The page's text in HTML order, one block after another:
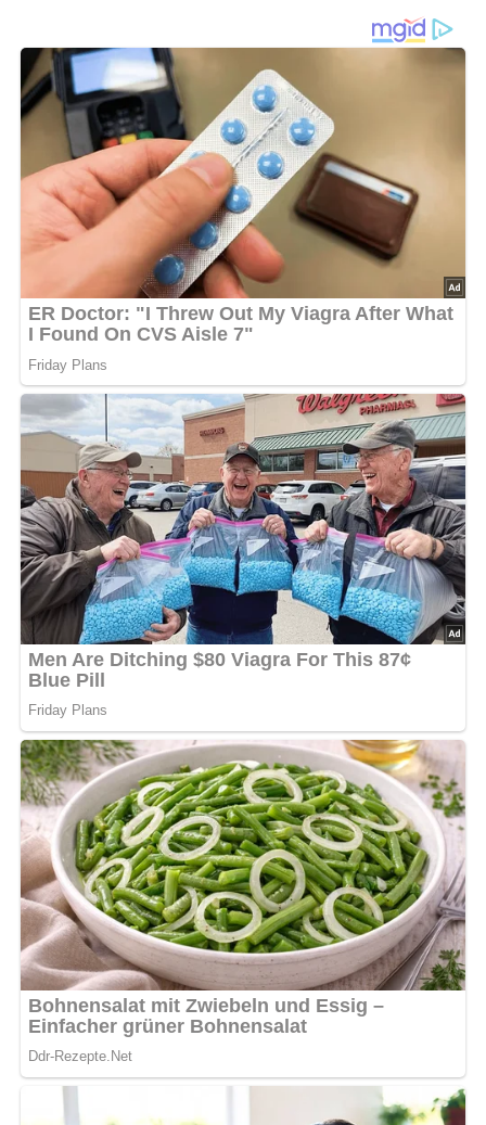
Zutaten
3 Gänse- oder 6 Entenkeulen, 1 1/2 Liter Wasser, 50 g
Salz, 10 g Zucker, 10 g Pökelsalz (eine Mischung von
Salpeter, Kochsalz und Zucker, beim Fleischer in der
benötigten kleinen Menge erhältlich), 4 Zwiebeln,
Gewürzkörner (Piment), Lorbeerblätter
Lob, Kritik, Fragen oder Anregungen zum Rezept?
Dann hinterlasse doch bitte einen Kommentar am
Ende dieser Seite & auch eine Bewertung!
Zubereitung
Von 1 1/2 Liter Wasser mit Salz, Pökelsalz und Zucker,
zwei Zwiebeln, zwei Lorbeerblättern und 5 Gewürzkörner
(Piment)n einen Pökelsud kochen, völlig erkalten lassen,
die gut gesäuberten Gänse- oder Entenkeulen einlegen
und, zugedeckt und kühlgestellt, drei Tage pökeln lassen.
Die gepökelten Keulen dann in kochendes Wasser mit
zwei Zwiebeln, zwei Lorbeerblättern und 5 Gewürzkörner
(Piment)n einlegen und zugedeckt darin langsam 1 1/2
bis 2 Stunden kochen.
Wenn sie gar sind, die Gänsekeulen teilen, die Entenkeulen
im ganzen auf Kohlrüben, Grünkohl oder Sauerkohl mit
Stampf- oder Salzkartoffeln anrichten.
[Nach: Von Apfelkartoffeln bis Zwiebelkuchen / Drummer/Muskewitz » VEB Fachbuchverlag Leipzig,
1987]
4.3/5(4 Bewertung)